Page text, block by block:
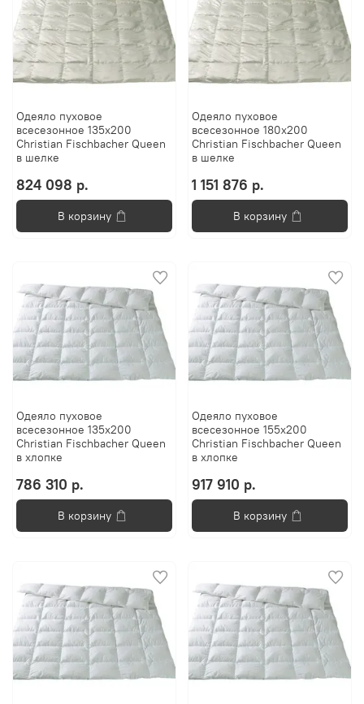
Одеяло пуховое
всесезонное 135x200
Christian Fischbacher Queen
в шелке
824 098 р.
В корзину
Одеяло пуховое
всесезонное 180x200
Christian Fischbacher Queen
в шелке
1 151 876 р.
В корзину
Одеяло пуховое
всесезонное 135x200
Christian Fischbacher Queen
в хлопке
786 310 р.
В корзину
Одеяло пуховое
всесезонное 155х200
Christian Fischbacher Queen
в хлопке
917 910 р.
В корзину